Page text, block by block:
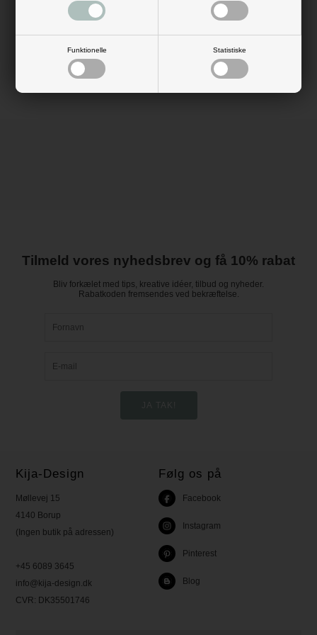
Funktionelle Statistiske
Køb bordkortene i dag, og skab gode minder for dine gæster.
Mål: L: 17,5 cm
Materiale: karton
Farve: rosa, natur
Tilmeld vores nyhedsbrev og få 10% rabat
Bliv forkælet med tips, kreative idéer, tilbud og nyheder.
Rabatkoden fremsendes ved bekræftelse.
Kija-Design
Møllevej 15
4140 Borup
(Ingen butik på adressen)
+45 6089 3645
info@kija-design.dk
CVR: DK35501746
Følg os på
Facebook
Instagram
Pinterest
Blog